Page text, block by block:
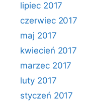
lipiec 2017
czerwiec 2017
maj 2017
kwiecień 2017
marzec 2017
luty 2017
styczeń 2017